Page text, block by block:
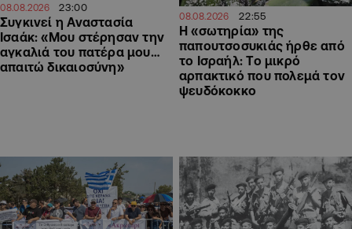
08.08.2026 23:00
Συγκινεί η Αναστασία
Ισαάκ: «Μου στέρησαν την
αγκαλιά του πατέρα μου…
απαιτώ δικαιοσύνη»
08.08.2026 22:55
Η «σωτηρία» της
παπουτσοσυκιάς ήρθε από
το Ισραήλ: Το μικρό
αρπακτικό που πολεμά τον
ψευδόκοκκο